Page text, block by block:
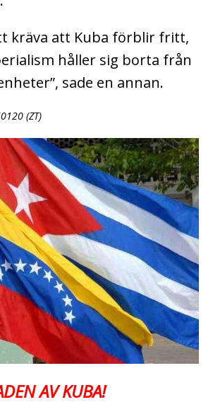
kräva att Kuba förblir fritt,
håller sig borta från
sade en annan.
(ZT)
AV KUBA!